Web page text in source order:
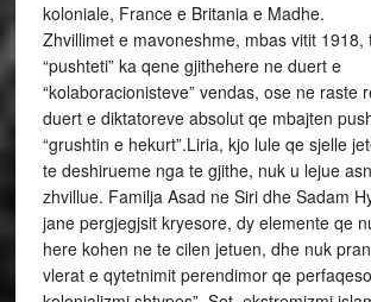
koloniale, France e Britania e Madhe.
Zhvillimet e mavoneshme, mbas vitit 1918,
“pushteti” ka qene gjithehere ne duert e
“kolaboracionisteve” vendas, ose ne raste
duert e diktatoreve absolut qe mbajten
“grushtin e hekurt”.Liria, kjo lule qe sjelle
te deshirueme nga te gjithe, nuk u lejue
zhvillue. Familja Asad ne Siri dhe Sadam
jane pergjegjsit kryesore, dy elemente qe
here kohen ne te cilen jetuen, dhe nuk
vlerat e qytetnimit perendimor qe